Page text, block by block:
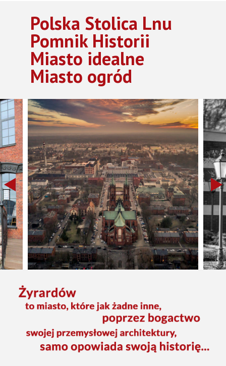
Polska Stolica Lnu
Pomnik Historii
Miasto idealne
Miasto ogród